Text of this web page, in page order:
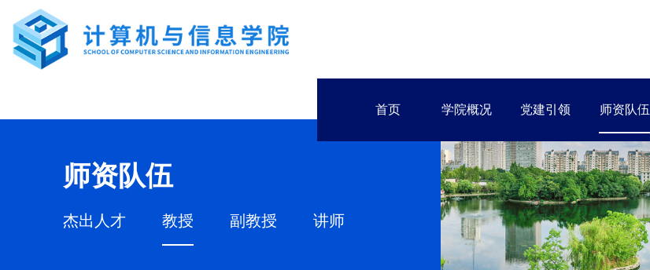
首页 学院概况 党建引领 师资队伍
师资队伍
杰出人才 教授 副教授 讲师